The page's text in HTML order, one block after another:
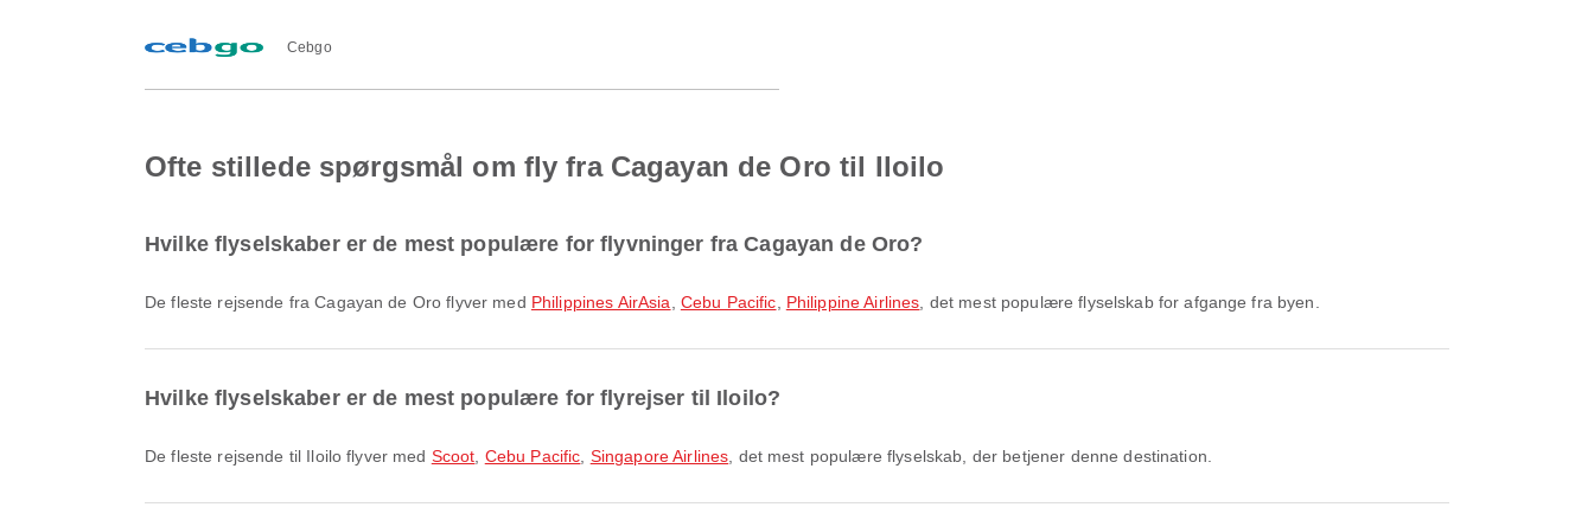
Cebgo
Ofte stillede spørgsmål om fly fra Cagayan de Oro til Iloilo
Hvilke flyselskaber er de mest populære for flyvninger fra Cagayan de Oro?
De fleste rejsende fra Cagayan de Oro flyver med Philippines AirAsia Cebu Pacific Philippine Airlines , det mest populære flyselskab for afgange fra byen.
Hvilke flyselskaber er de mest populære for flyrejser til Iloilo?
De fleste rejsende til Iloilo flyver med Scoot Cebu Pacific Singapore Airlines , det mest populære flyselskab, der betjener denne destination.